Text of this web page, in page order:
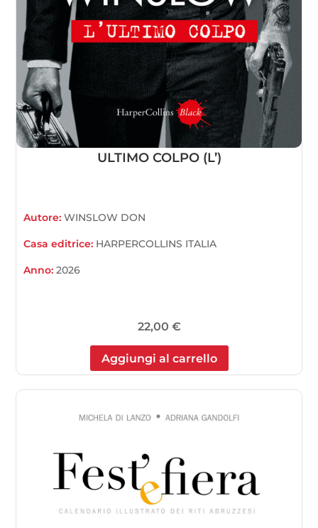
ULTIMO COLPO (L’)
Autore:WINSLOW DON
Casa editrice: HARPERCOLLINS ITALIA
Anno:2026
22,00 €
Aggiungi al carrello